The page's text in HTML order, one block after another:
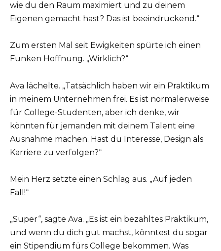
wie du den Raum maximiert und zu deinem
Eigenen gemacht hast? Das ist beeindruckend.“
Zum ersten Mal seit Ewigkeiten spürte ich einen
Funken Hoffnung. „Wirklich?“
Ava lächelte. „Tatsächlich haben wir ein Praktikum
in meinem Unternehmen frei. Es ist normalerweise
für College-Studenten, aber ich denke, wir
könnten für jemanden mit deinem Talent eine
Ausnahme machen. Hast du Interesse, Design als
Karriere zu verfolgen?“
Mein Herz setzte einen Schlag aus. „Auf jeden
Fall!“
„Super“, sagte Ava. „Es ist ein bezahltes Praktikum,
und wenn du dich gut machst, könntest du sogar
ein Stipendium fürs College bekommen. Was